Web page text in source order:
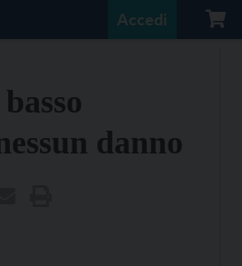
Accedi
danno